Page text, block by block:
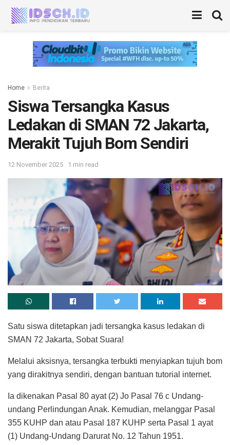
Home Berita
Siswa Tersangka Kasus
Ledakan di SMAN 72 Jakarta,
Merakit Tujuh Bom Sendiri
12 November 2025 1 min read
Satu siswa ditetapkan jadi tersangka kasus ledakan di
SMAN 72 Jakarta, Sobat Suara!
Melalui aksisnya, tersangka terbukti menyiapkan tujuh bom
yang dirakitnya sendiri, dengan bantuan tutorial internet.
Ia dikenakan Pasal 80 ayat (2) Jo Pasal 76 c Undang-
undang Perlindungan Anak. Kemudian, melanggar Pasal
355 KUHP dan atau Pasal 187 KUHP serta Pasal 1 ayat
(1) Undang-Undang Darurat No. 12 Tahun 1951.